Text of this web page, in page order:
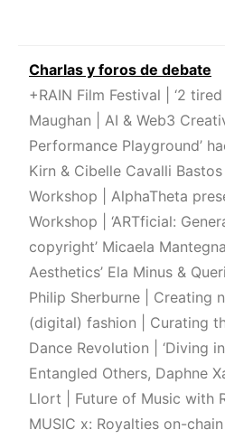
Charlas y foros de debate
+RAIN Film Festival | ‘2
Maughan | AI & Web3
Performance Playground’
Kirn & Cibelle Cavalli
Workshop | AlphaTheta
Workshop | ‘ARTficial:
copyright’ Micaela
Aesthetics’ Ela Minus &
Philip Sherburne | Creating
(digital) fashion | Curating
Dance Revolution | ‘Diving
Entangled Others, Daphne
Llort | Future of Music with
MUSIC x: Royalties on-